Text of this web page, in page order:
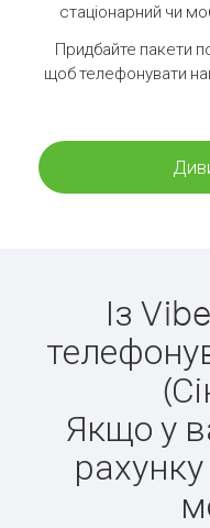
стаціонарний чи
Придбайте пакети
щоб телефонувати
Із
Якщо у